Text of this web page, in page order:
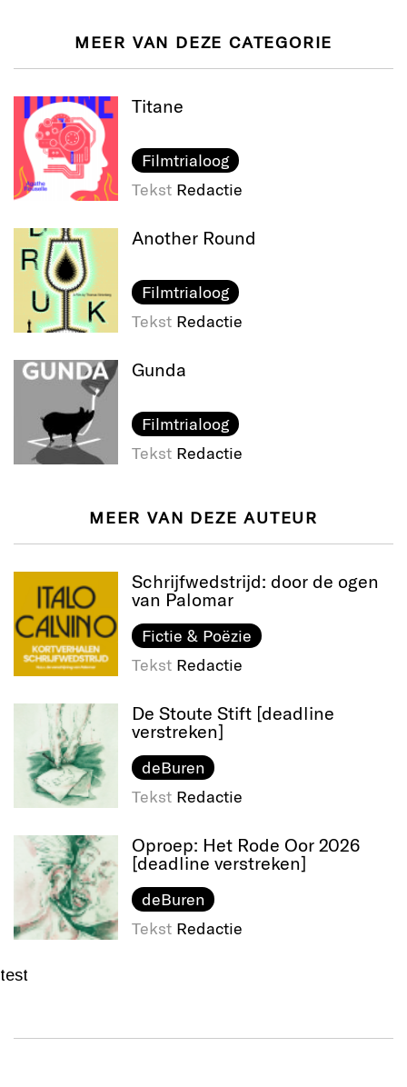
MEER VAN DEZE CATEGORIE
Titane
Filmtrialoog
Tekst Redactie
Another Round
Filmtrialoog
Tekst Redactie
Gunda
Filmtrialoog
Tekst Redactie
MEER VAN DEZE AUTEUR
Schrijfwedstrijd: door de ogen
van Palomar
Fictie & Poëzie
Tekst Redactie
De Stoute Stift [deadline
verstreken]
deBuren
Tekst Redactie
Oproep: Het Rode Oor 2026
[deadline verstreken]
deBuren
Tekst Redactie
test